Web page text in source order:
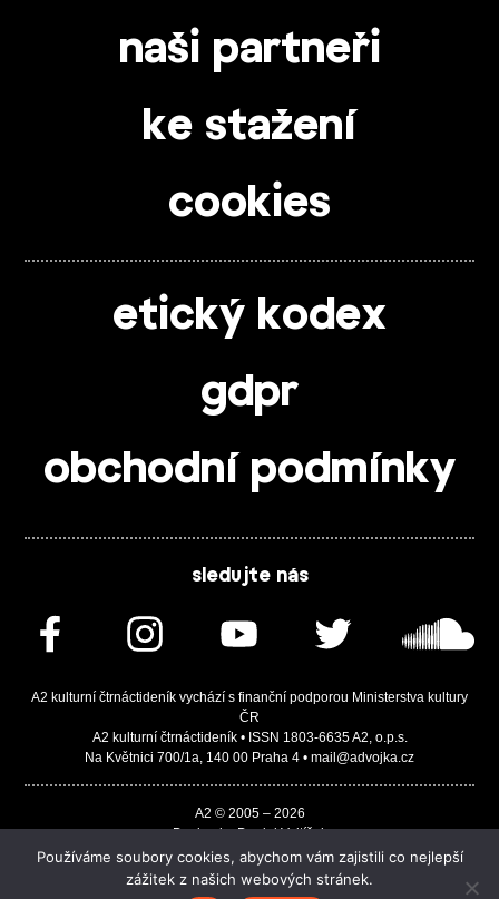
naši partneři
ke stažení
cookies
etický kodex
gdpr
obchodní podmínky
sledujte nás
A2 kulturní čtrnáctideník vychází s finanční podporou Ministerstva kultury
ČR
A2 kulturní čtrnáctideník • ISSN 1803-6635 A2, o.p.s.
Na Květnici 700/1a, 140 00 Praha 4 • mail@advojka.cz
A2 © 2005 – 2026
Design by Daniel Vojtíšek
Built by JASA-IT & ChSoft
Používáme soubory cookies, abychom vám zajistili co nejlepší
zážitek z našich webových stránek.